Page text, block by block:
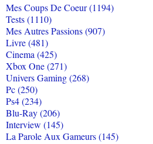
Mes Coups De Coeur (1194)
Tests (1110)
Mes Autres Passions (907)
Livre (481)
Cinema (425)
Xbox One (271)
Univers Gaming (268)
Pc (250)
Ps4 (234)
Blu-Ray (206)
Interview (145)
La Parole Aux Gameurs (145)